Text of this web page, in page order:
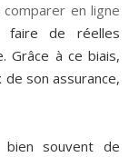
comparer en ligne
de réelles
Grâce à ce biais,
son assurance,
bien souvent de